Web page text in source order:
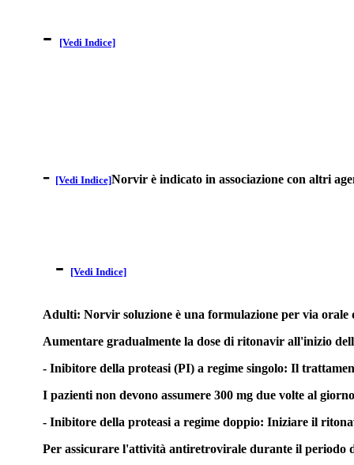
-
[Vedi Indice]
- [Vedi Indice]Norvir è indicato in associazione con altri
- [Vedi Indice]
Adulti: Norvir soluzione è una formulazione per via orale
Aumentare gradualmente la dose di ritonavir all'inizio
- Inibitore della proteasi (PI) a regime singolo: Il
I pazienti non devono assumere 300 mg due volte al
- Inibitore della proteasi a regime doppio: Iniziare il
Per assicurare l'attività antiretrovirale durante il periodo